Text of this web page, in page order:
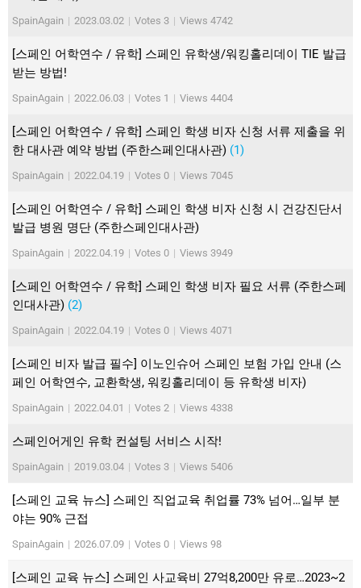
SpainAgain | 2023.03.02 | Votes 3 | Views 4742
[스페인 어학연수 / 유학] 스페인 유학생/워킹홀리데이 TIE 발급
받는 방법!
SpainAgain | 2022.06.03 | Votes 1 | Views 4404
[스페인 어학연수 / 유학] 스페인 학생 비자 신청 서류 제출을 위
한 대사관 예약 방법 (주한스페인대사관) (1)
SpainAgain | 2022.04.19 | Votes 0 | Views 7045
[스페인 어학연수 / 유학] 스페인 학생 비자 신청 시 건강진단서
발급 병원 명단 (주한스페인대사관)
SpainAgain | 2022.04.19 | Votes 0 | Views 3949
[스페인 어학연수 / 유학] 스페인 학생 비자 필요 서류 (주한스페
인대사관) (2)
SpainAgain | 2022.04.19 | Votes 0 | Views 4071
[스페인 비자 발급 필수] 이노인슈어 스페인 보험 가입 안내 (스
페인 어학연수, 교환학생, 워킹홀리데이 등 유학생 비자)
SpainAgain | 2022.04.01 | Votes 2 | Views 4338
스페인어게인 유학 컨설팅 서비스 시작!
SpainAgain | 2019.03.04 | Votes 3 | Views 5406
[스페인 교육 뉴스] 스페인 직업교육 취업률 73% 넘어…일부 분
야는 90% 근접
SpainAgain | 2026.07.09 | Votes 0 | Views 98
[스페인 교육 뉴스] 스페인 사교육비 27억8,200만 유로…2023~2